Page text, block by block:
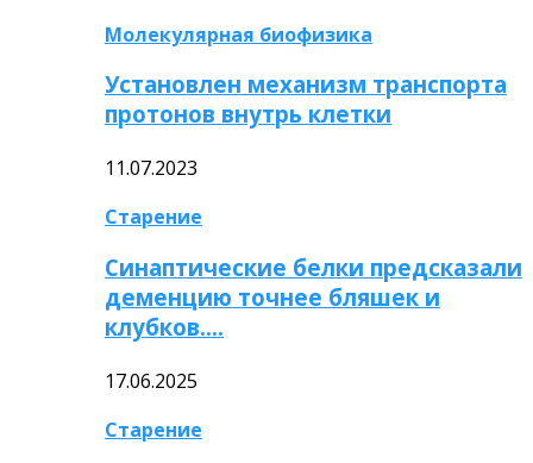
Молекулярная биофизика
Установлен механизм транспорта
протонов внутрь клетки
11.07.2023
Старение
Синаптические белки предсказали
деменцию точнее бляшек и
клубков….
17.06.2025
Старение